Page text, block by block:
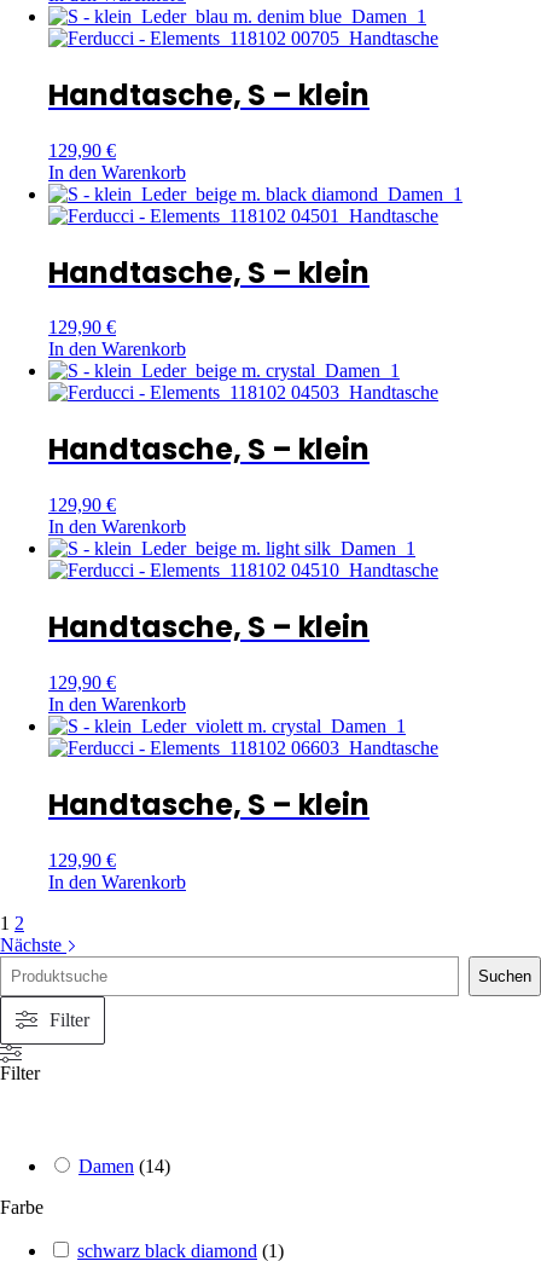
Handtasche, S – klein
129,90 €
In den Warenkorb
Handtasche, S – klein
129,90 €
In den Warenkorb
Handtasche, S – klein
129,90 €
In den Warenkorb
Handtasche, S – klein
129,90 €
In den Warenkorb
Handtasche, S – klein
129,90 €
In den Warenkorb
1 2
Nächste
Suche
Suchen
Filter
Filter
Damen (14)
Farbe
schwarz black diamond (1)